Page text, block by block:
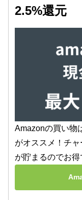
2.5%還元
Amazonの買い物
がオススメ！チ
が貯まるのでお得